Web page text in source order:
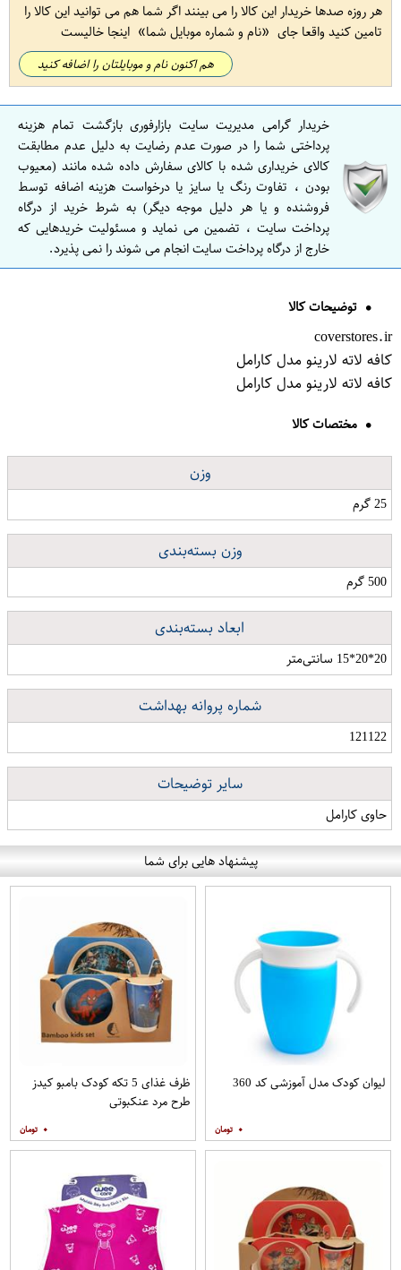
هر روزه صدها خریدار این کالا را می بینند اگر شما هم می توانید این کالا را
تامین کنید واقعا جای
نام و شماره موبایل شما اینجا خالیست
هم اکنون نام و موبایلتان را اضافه کنید
خریدار گرامی مدیریت سایت بازارفوری بازگشت تمام هزینه
پرداختی شما را در صورت عدم رضایت به دلیل عدم مطابقت
کالای خریداری شده با کالای سفارش داده شده مانند (معیوب
بودن ، تفاوت رنگ یا سایز یا درخواست هزینه اضافه توسط
فروشنده و یا هر دلیل موجه دیگر) به شرط خرید از درگاه
پرداخت سایت ، تضمین می نماید و مسئولیت خریدهایی که
خارج از درگاه پرداخت سایت انجام می شوند را نمی پذیرد.
توضیحات کالا
coverstores.ir
کافه لاته لارینو مدل کارامل
کافه لاته لارینو مدل کارامل
مختصات کالا
وزن
25 گرم
وزن بسته‌بندی
500 گرم
ابعاد بسته‌بندی
20*20*15 سانتی‌متر
شماره پروانه بهداشت
121122
سایر توضیحات
حاوی کارامل
پیشنهاد هایی برای شما
لیوان کودک مدل آموزشی کد 360
۰
ظرف غذای 5 تکه کودک بامبو کیدز
طرح مرد عنکبوتی
۰